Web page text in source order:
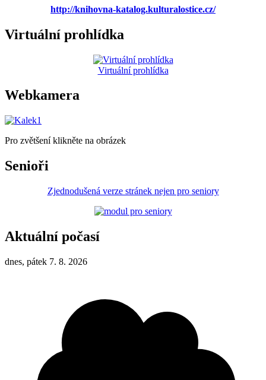
http://knihovna-katalog.kulturalostice.cz/
Virtuální prohlídka
Virtuální prohlídka
Webkamera
Pro zvětšení klikněte na obrázek
Senioři
Zjednodušená verze stránek nejen pro seniory
Aktuální počasí
dnes, pátek 7. 8. 2026